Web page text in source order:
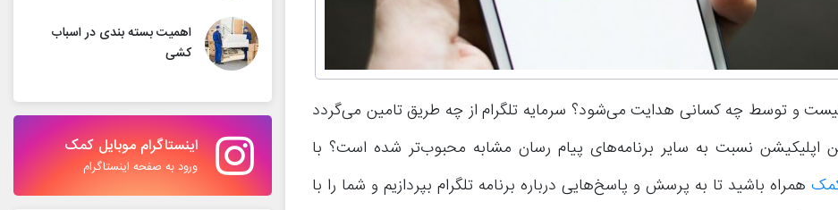
و توسط چه کسانی هدایت می‌شود؟ سرمایه تلگرام از چه طریق تامین می‌گردد
اپلیکیشن نسبت به سایر برنامه‌های پیام رسان مشابه محبوب‌تر شده است؟ با
همراه باشید تا به پرسش و پاسخ‌هایی درباره برنامه تلگرام بپردازیم و شما را با
اهمیت بسته بندی در اسباب
کشی
اینستاگرام موبایل کمک
ورود به صفحه اینستاگرام